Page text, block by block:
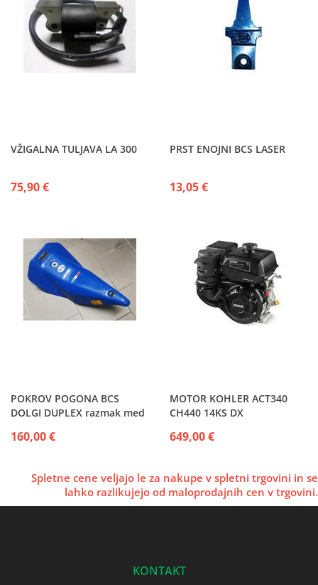
VŽIGALNA TULJAVA LA 300
75,90 €
PRST ENOJNI BCS LASER
13,05 €
POKROV POGONA BCS
DOLGI DUPLEX razmak med
160,00 €
MOTOR KOHLER ACT340
CH440 14KS DX
649,00 €
Spletne cene veljajo le za nakupe v spletni trgovini in se
lahko razlikujejo od maloprodajnih cen v trgovini.
KONTAKT